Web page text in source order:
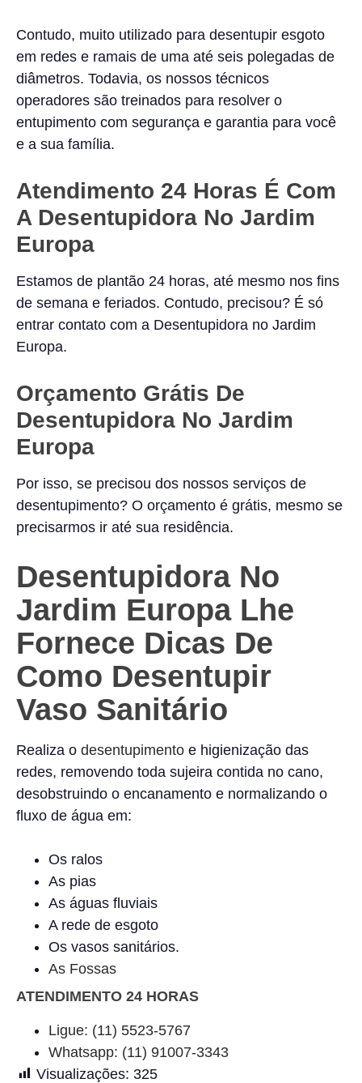
Contudo, muito utilizado para desentupir esgoto
em redes e ramais de uma até seis polegadas de
diâmetros. Todavia, os nossos técnicos
operadores são treinados para resolver o
entupimento com segurança e garantia para você
e a sua família.
Atendimento 24 Horas É Com
A Desentupidora No Jardim
Europa
Estamos de plantão 24 horas, até mesmo nos fins
de semana e feriados. Contudo, precisou? É só
entrar contato com a Desentupidora no Jardim
Europa.
Orçamento Grátis De
Desentupidora No Jardim
Europa
Por isso, se precisou dos nossos serviços de
desentupimento? O orçamento é grátis, mesmo se
precisarmos ir até sua residência.
Desentupidora No
Jardim Europa Lhe
Fornece Dicas De
Como Desentupir
Vaso Sanitário
Realiza o desentupimento e higienização das
redes, removendo toda sujeira contida no cano,
desobstruindo o encanamento e normalizando o
fluxo de água em:
Os ralos
As pias
As águas fluviais
A rede de esgoto
Os vasos sanitários.
As Fossas
ATENDIMENTO 24 HORAS
Ligue: (11) 5523-5767
Whatsapp: (11) 91007-3343
Visualizações: 325